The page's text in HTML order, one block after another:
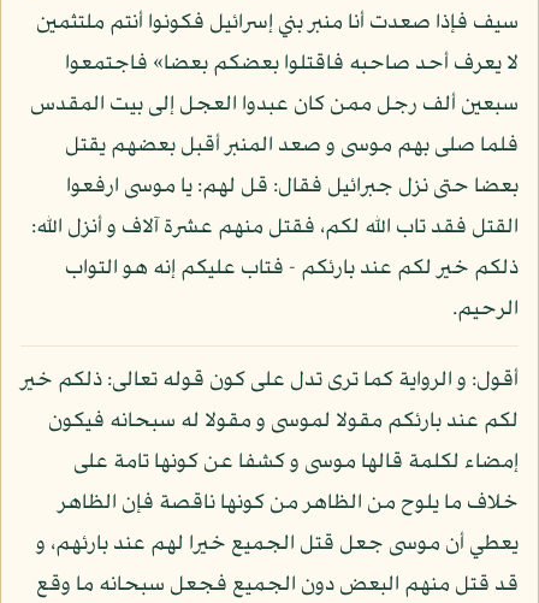
سيف فإذا صعدت أنا منبر بني إسرائيل فكونوا أنتم ملتثمين
لا يعرف أحد صاحبه فاقتلوا بعضكم بعضا» فاجتمعوا
سبعين ألف رجل ممن كان عبدوا العجل إلى بيت المقدس
فلما صلى بهم موسى و صعد المنبر أقبل بعضهم يقتل
بعضا حتى نزل جبرائيل فقال: قل لهم: يا موسى ارفعوا
القتل فقد تاب الله لكم، فقتل منهم عشرة آلاف و أنزل الله:
ذلكم خير لكم عند بارئكم - فتاب عليكم إنه هو التواب
الرحيم.
أقول: و الرواية كما ترى تدل على كون قوله تعالى: ذلكم خير
لكم عند بارئكم مقولا لموسى و مقولا له سبحانه فيكون
إمضاء لكلمة قالها موسى و كشفا عن كونها تامة على
خلاف ما يلوح من الظاهر من كونها ناقصة فإن الظاهر
يعطي أن موسى جعل قتل الجميع خيرا لهم عند بارئهم، و
قد قتل منهم البعض دون الجميع فجعل سبحانه ما وقع